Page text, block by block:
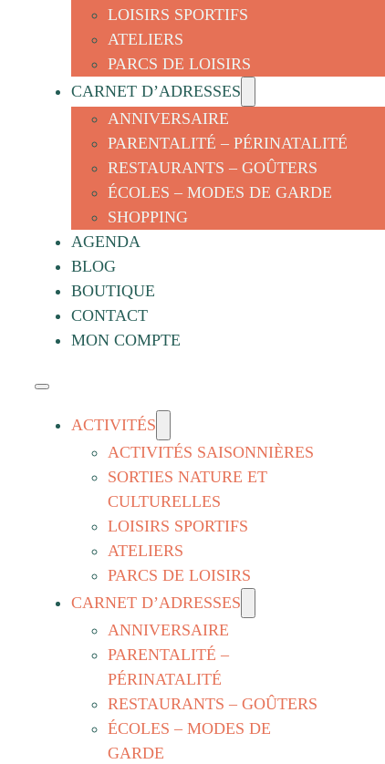
LOISIRS SPORTIFS
ATELIERS
PARCS DE LOISIRS
CARNET D’ADRESSES
ANNIVERSAIRE
PARENTALITÉ – PÉRINATALITÉ
RESTAURANTS – GOÛTERS
ÉCOLES – MODES DE GARDE
SHOPPING
AGENDA
BLOG
BOUTIQUE
CONTACT
MON COMPTE
ACTIVITÉS
ACTIVITÉS SAISONNIÈRES
SORTIES NATURE ET
CULTURELLES
LOISIRS SPORTIFS
ATELIERS
PARCS DE LOISIRS
CARNET D’ADRESSES
ANNIVERSAIRE
PARENTALITÉ –
PÉRINATALITÉ
RESTAURANTS – GOÛTERS
ÉCOLES – MODES DE
GARDE